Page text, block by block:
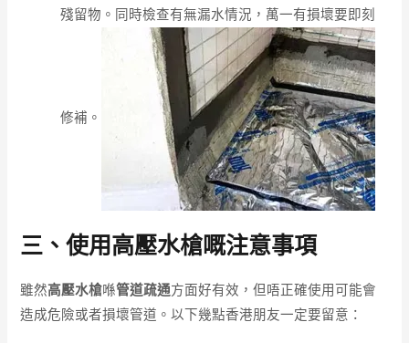
殘留物。同時檢查有無漏水情況，萬一有損壞要即刻
修補。
三、使用高壓水槍嘅注意事項
雖然高壓水槍喺管道疏通方面好有效，但唔正確使用可能會
造成危險或者損壞管道。以下幾點香港朋友一定要留意：